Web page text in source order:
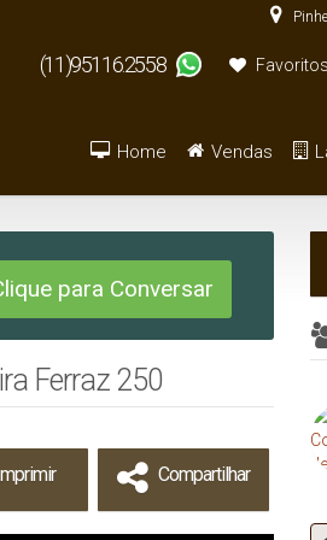
Favoritos
Vendas
Home
para Conversar
Ferraz 250
Compartilhar